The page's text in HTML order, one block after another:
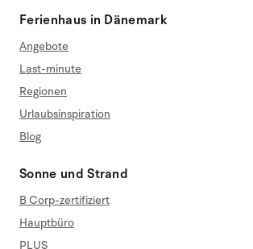
Ferienhaus in Dänemark
Angebote
Last-minute
Regionen
Urlaubsinspiration
Blog
Sonne und Strand
B Corp-zertifiziert
Hauptbüro
PLUS